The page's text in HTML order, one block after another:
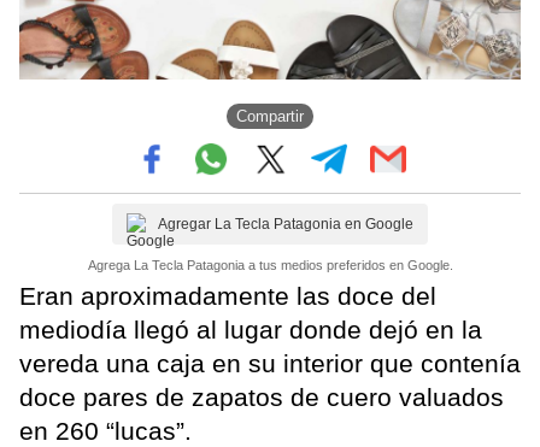
Compartir
Agregar La Tecla Patagonia en Google
Agrega La Tecla Patagonia a tus medios preferidos en Google.
Eran aproximadamente las doce del
mediodía llegó al lugar donde dejó en la
vereda una caja en su interior que contenía
doce pares de zapatos de cuero valuados
en 260 “lucas”.